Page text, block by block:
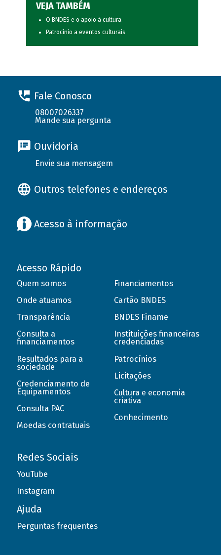
VEJA TAMBÉM
O BNDES e o apoio à cultura
Patrocínio a eventos culturais
Fale Conosco
08007026337
Mande sua pergunta
Ouvidoria
Envie sua mensagem
Outros telefones e endereços
Acesso à informação
Acesso Rápido
Quem somos
Onde atuamos
Transparência
Consulta a
financiamentos
Resultados para a
sociedade
Credenciamento de
Equipamentos
Consulta PAC
Moedas contratuais
Financiamentos
Cartão BNDES
BNDES Finame
Instituições financeiras
credenciadas
Patrocínios
Licitações
Cultura e economia
criativa
Conhecimento
Redes Sociais
YouTube
Instagram
Ajuda
Perguntas frequentes